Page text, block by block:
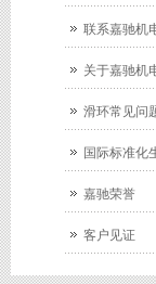
联系嘉驰机
关于嘉驰机
滑环常见问
国际标准化
嘉驰荣誉
客户见证